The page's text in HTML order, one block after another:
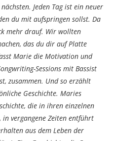
Jeden Tag ist ein neuer
du mit aufspringen sollst. Da
mehr drauf. Wir wollten
das du dir auf Platte
Marie die Motivation und
Sessions mit Bassist
zusammen. Und so erzählt
Geschichte. Maries
die in ihren einzelnen
vergangene Zeiten entführt
aus dem Leben der